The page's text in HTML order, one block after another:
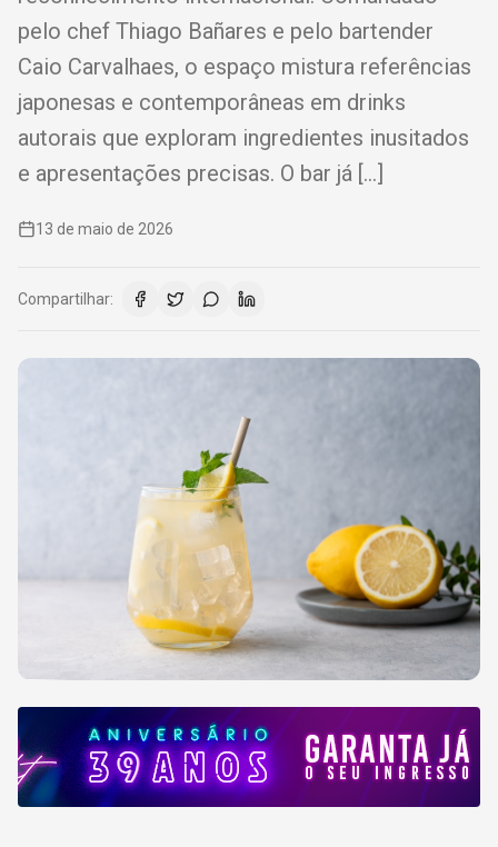
pelo chef Thiago Bañares e pelo bartender
Caio Carvalhaes, o espaço mistura referências
japonesas e contemporâneas em drinks
autorais que exploram ingredientes inusitados
e apresentações precisas. O bar já […]
13 de maio de 2026
Compartilhar: